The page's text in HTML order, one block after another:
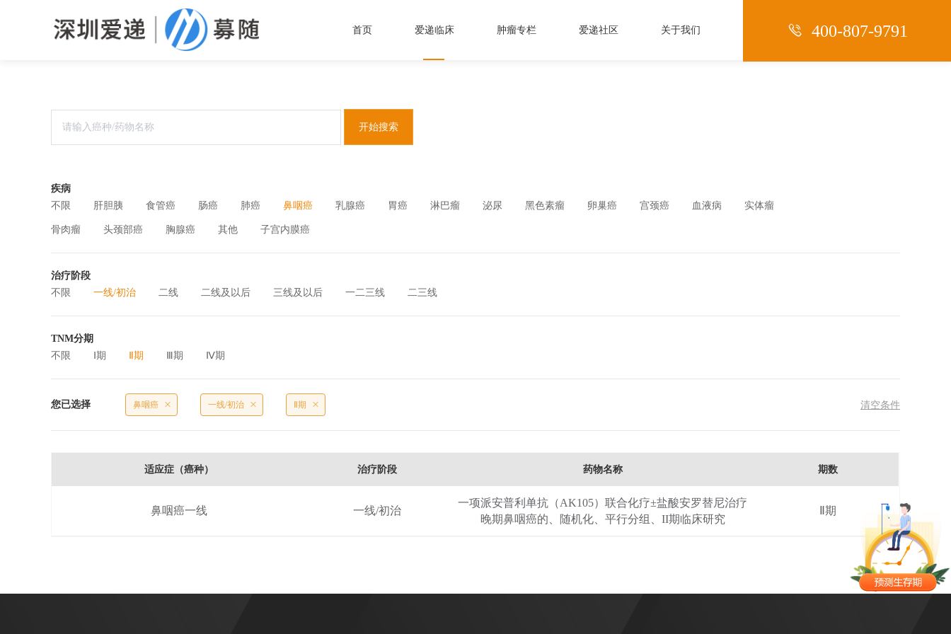
首页 爱递临床 肿瘤专栏 爱递社区 关于我们  400-807-9791
开始搜索
疾病
不限
肝胆胰 食管癌 肠癌 肺癌 鼻咽癌 乳腺癌 胃癌 淋巴瘤 泌尿 黑色素瘤 卵巢癌 宫颈癌 血液病 实体瘤
骨肉瘤 头颈部癌 胸腺癌 其他 子宫内膜癌
治疗阶段
不限
一线/初治 二线 二线及以后 三线及以后 一二三线 二三线
TNM分期
不限
Ⅰ期 Ⅱ期 Ⅲ期 Ⅳ期
您已选择 清空条件
鼻咽癌 一线/初治 Ⅱ期
适应症（癌种） 治疗阶段 药物名称 期数
鼻咽癌一线 一线/初治
一项派安普利单抗（AK105）联合化疗±盐酸安罗替尼治疗
晚期鼻咽癌的、随机化、平行分组、II期临床研究
Ⅱ期